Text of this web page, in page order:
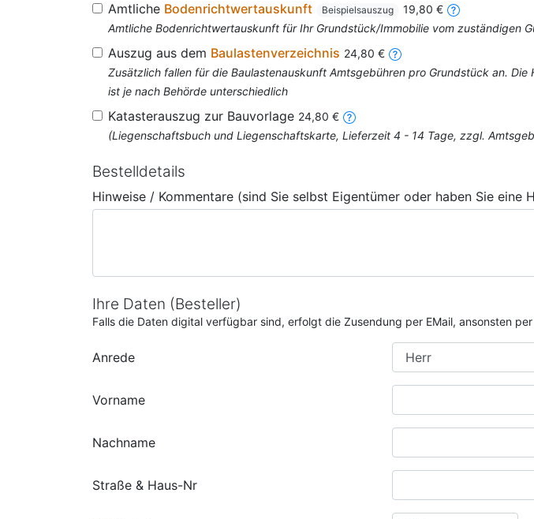
Amtliche Bodenrichtwertauskunft Beispielsauszug
19,80 €
Amtliche Bodenrichtwertauskunft für Ihr Grundstück/Immobilie vom zuständigen
Auszug aus dem Baulastenverzeichnis 24,80 €
Zusätzlich fallen für die Baulastenauskunft Amtsgebühren pro Grundstück an.
ist je nach Behörde unterschiedlich
Katasterauszug zur Bauvorlage 24,80 €
(Liegenschaftsbuch und Liegenschaftskarte, Lieferzeit 4 - 14 Tage, zzgl.
Bestelldetails
Hinweise / Kommentare (sind Sie selbst Eigentümer oder haben Sie
Ihre Daten (Besteller)
Falls die Daten digital verfügbar sind, erfolgt die Zusendung per EMail, ansonsten
Anrede
Vorname
Nachname
Straße & Haus-Nr